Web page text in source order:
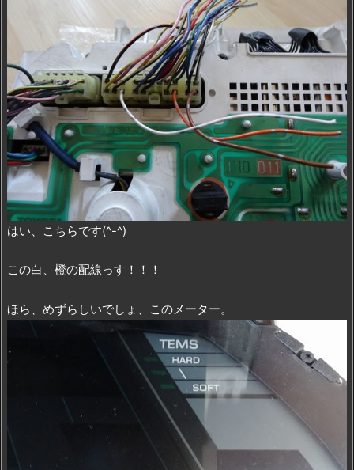
はい、こちらです(^-^)
この白、橙の配線っす！！！
ほら、めずらしいでしょ、このメーター。